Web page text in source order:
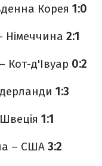
Корея 1:0
Німеччина 2:1
Кот-д'Івуар 0:2
1:3
1:1
– США 3:2